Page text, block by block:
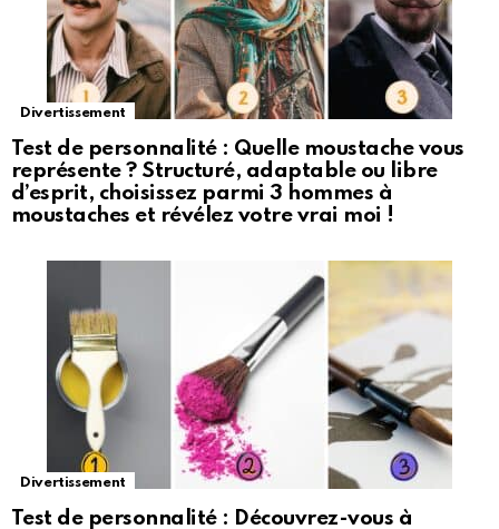
Divertissement
Test de personnalité : Quelle moustache vous
représente ? Structuré, adaptable ou libre
d’esprit, choisissez parmi 3 hommes à
moustaches et révélez votre vrai moi !
Divertissement
Test de personnalité : Découvrez-vous à